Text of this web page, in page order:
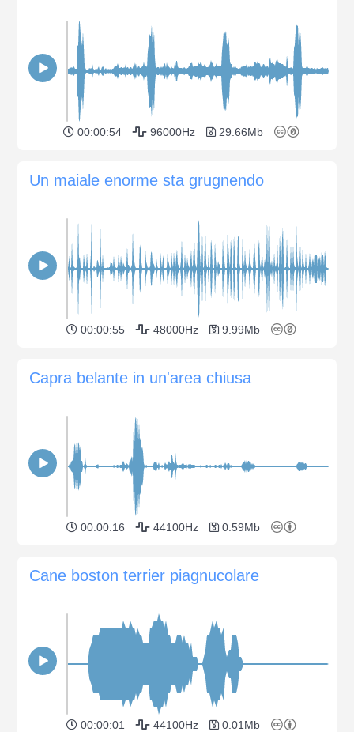
00:00:54 96000Hz 29.66Mb
Un maiale enorme sta grugnendo
00:00:55 48000Hz 9.99Mb
Capra belante in un'area chiusa
00:00:16 44100Hz 0.59Mb
Cane boston terrier piagnucolare
00:00:01 44100Hz 0.01Mb